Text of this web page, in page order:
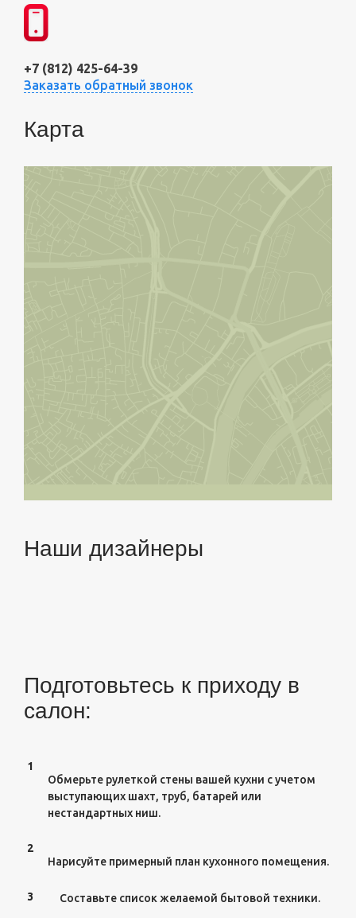
+7 (812) 425-64-39
Заказать обратный звонок
Карта
Наши дизайнеры
Подготовьтесь к приходу в
салон:
1
Обмерьте рулеткой стены вашей кухни с учетом
выступающих шахт, труб, батарей или
нестандартных ниш.
2
Нарисуйте примерный план кухонного помещения.
3 Составьте список желаемой бытовой техники.